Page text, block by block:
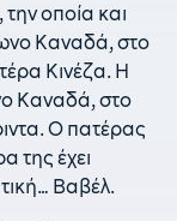
οποία και
Καναδά, στο
Κινέζα. Η
Καναδά, στο
Ο πατέρας
της έχει
Βαβέλ.